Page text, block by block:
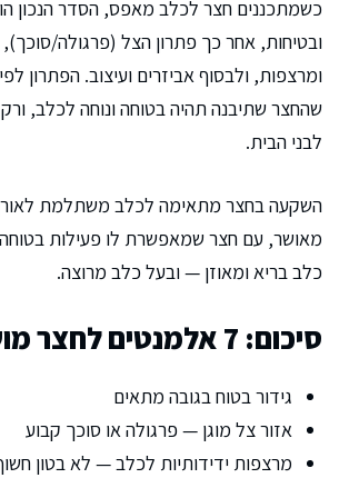
כשמתכננים חצר לכלב מאפס, הסדר הנכון
ובטיחות, אחר כך פתרון הצל (פרגולה/
ומרצפות, ולבסוף אביזרים ועיצוב. הפתרון
שהחצר שתיבנה תהיה בטוחה ונוחה לכלב,
לבני הבית.
השקעה בחצר מתאימה לכלב משתלמת
מאושר, עם חצר שמאפשרת לו פעילות בטוחה
כלב בריא ומאוזן — ובעל כלב מרוצה.
סיכום: 7 אלמנטים לחצר מושלמת לכלב
גידור בטוח בגובה מתאים
אזור צל מוגן — פרגולה או סוכך קבוע
מרצפות ידידותיות לכלב — לא בטון